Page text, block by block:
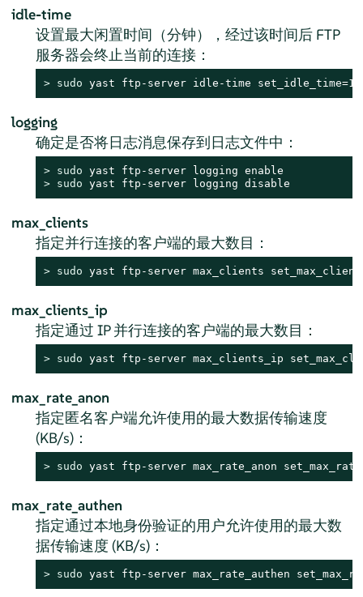
idle-time
设置最大闲置时间（分钟），经过该时间后 FTP
服务器会终止当前的连接：
> sudo yast ftp-server idle-time set_idle_time=15
logging
确定是否将日志消息保存到日志文件中：
> sudo
> sudo yast ftp-server logging disable
max_clients
指定并行连接的客户端的最大数目：
> sudo yast ftp-server max_clients
max_clients_ip
指定通过 IP 并行连接的客户端的最大数目：
> sudo yast ftp-server max_clients_ip
max_rate_anon
指定匿名客户端允许使用的最大数据传输速度
(KB/s)：
> sudo yast ftp-server max_rate_anon
max_rate_authen
指定通过本地身份验证的用户允许使用的最大数
据传输速度 (KB/s)：
> sudo yast ftp-server max_rate_authen